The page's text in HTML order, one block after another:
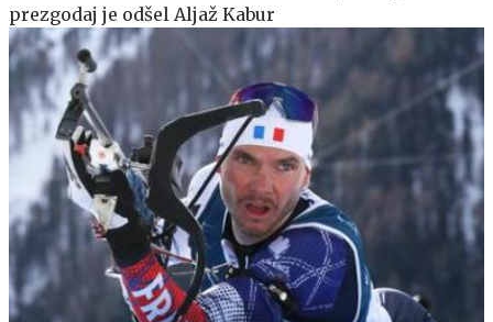
prezgodaj je odšel Aljaž Kabur